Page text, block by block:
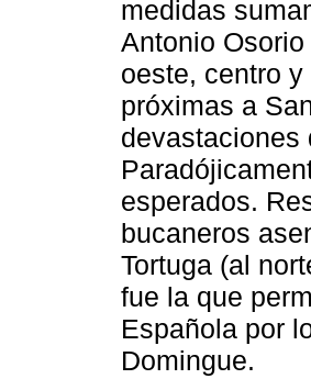
medidas
Antonio
oeste, centro
próximas a
devastaciones
esperados.
bucaneros
Tortuga (al
fue la que
Española por
Domingue.